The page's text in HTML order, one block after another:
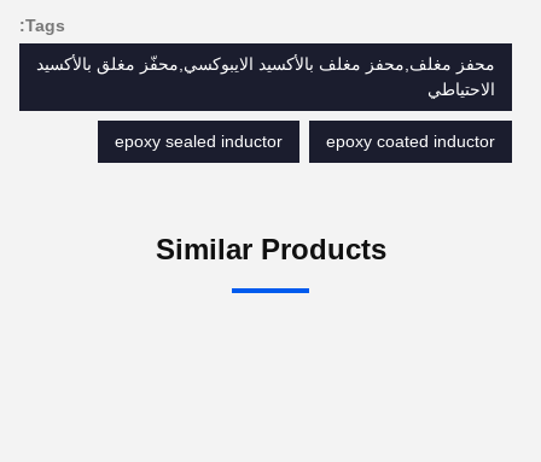
Tags:
محفز مغلف,محفز مغلف بالأكسيد الايبوكسي,محفّز مغلق بالأكسيد
الاحتياطي
epoxy coated inductor
epoxy sealed inductor
Similar Products